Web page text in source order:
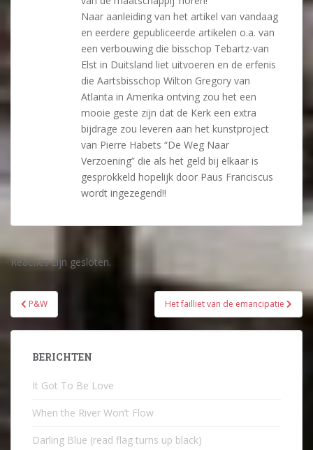
Naar aanleiding van het artikel van vandaag
en eerdere gepubliceerde artikelen o.a. van
een verbouwing die bisschop Tebartz-van
Elst in Duitsland liet uitvoeren en de erfenis
die Aartsbisschop Wilton Gregory van
Atlanta in Amerika ontving zou het een
mooie geste zijn dat de Kerk een extra
bijdrage zou leveren aan het kunstproject
van Pierre Habets “De Weg Naar
Verzoening” die als het geld bij elkaar is
gesprokkeld hopelijk door Paus Franciscus
wordt ingezegend!!
Reacties zijn gesloten.
Bericht
navigatie
P&W Het failliet van de emancipatie
BERICHTEN
It Got To Be Love
When the River Won’t Flow
Darling Blue (read flag turns up black)